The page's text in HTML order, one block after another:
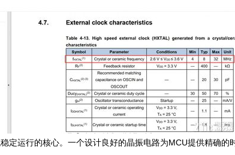
定运行的核心。一个设计良好的晶振电路为MCU提供精确